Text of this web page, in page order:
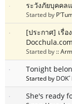
ระวังภัยบุคคล
Started by
[ประกาศ] เรื่
Docchula.com
Started by ::
Tonight
Started by DOK
She's ready